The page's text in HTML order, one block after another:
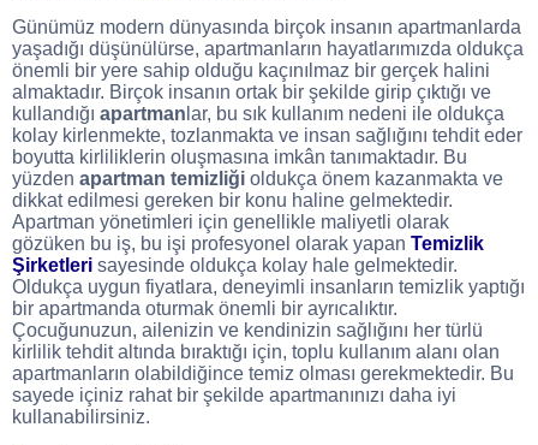
Günümüz modern dünyasında birçok insanın apartmanlarda
yaşadığı düşünülürse, apartmanların hayatlarımızda oldukça
önemli bir yere sahip olduğu kaçınılmaz bir gerçek halini
almaktadır. Birçok insanın ortak bir şekilde girip çıktığı ve
kullandığı apartman lar, bu sık kullanım nedeni ile oldukça
kolay kirlenmekte, tozlanmakta ve insan sağlığını tehdit eder
boyutta kirliliklerin oluşmasına imkân tanımaktadır. Bu
yüzden apartman temizliği oldukça önem kazanmakta ve
dikkat edilmesi gereken bir konu haline gelmektedir.
Apartman yönetimleri için genellikle maliyetli olarak
gözüken bu iş, bu işi profesyonel olarak yapan Temizlik
Şirketleri sayesinde oldukça kolay hale gelmektedir.
Oldukça uygun fiyatlara, deneyimli insanların temizlik yaptığı
bir apartmanda oturmak önemli bir ayrıcalıktır.
Çocuğunuzun, ailenizin ve kendinizin sağlığını her türlü
kirlilik tehdit altında bıraktığı için, toplu kullanım alanı olan
apartmanların olabildiğince temiz olması gerekmektedir. Bu
sayede içiniz rahat bir şekilde apartmanınızı daha iyi
kullanabilirsiniz.